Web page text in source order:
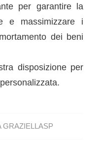
per garantire la
e massimizzare i
dei beni
disposizione per
GRAZIELLASP